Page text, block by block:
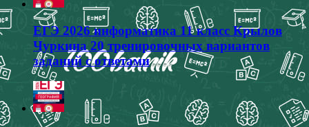
ЕГЭ 2026 информатика 11 класс Крылов
Чуркина 20 тренировочных вариантов
заданий с ответами